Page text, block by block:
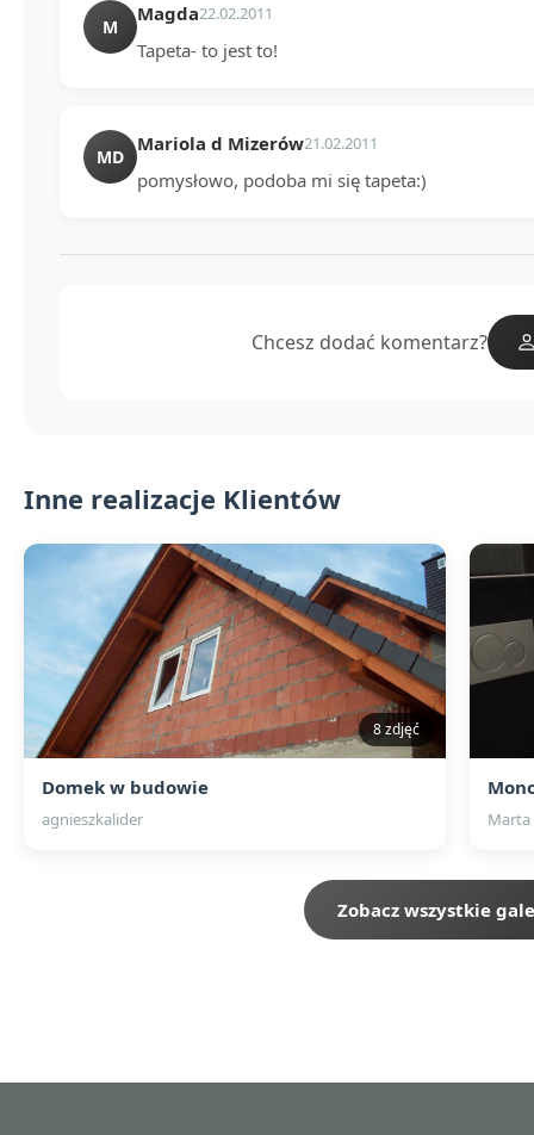
M
Magda22.02.2011
Tapeta- to jest to!
MD
Mariola d Mizerów21.02.2011
pomysłowo, podoba mi się tapeta:)
Chcesz dodać komentarz?
Inne realizacje Klientów
8 zdjęć
Domek w budowie
agnieszkalider Marta
Zobacz wszystkie